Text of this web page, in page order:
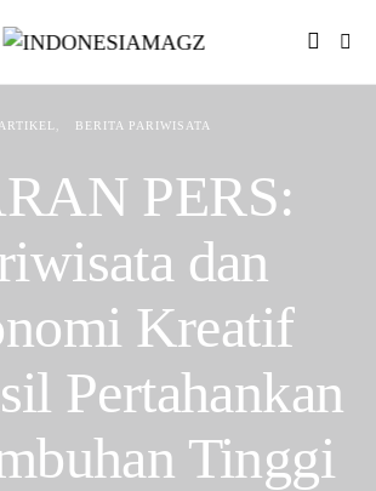
ARTIKEL BERITA PARIWISATA
PERS:
dan
Kreatif
Pertahankan
Tinggi